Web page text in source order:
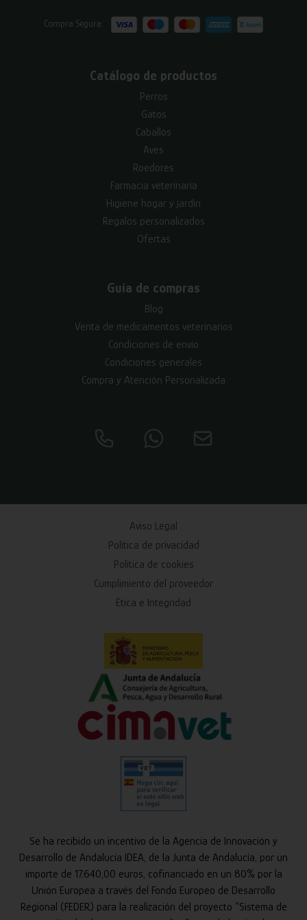
Compra Segura:
Catálogo de productos
Perros
Gatos
Caballos
Aves
Roedores
Farmacia veterinaria
Higiene hogar y jardín
Regalos personalizados
Ofertas
Guía de compras
Blog
Venta de medicamentos veterinarios
Condiciones de envío
Condiciones generales
Compra y Atención Personalizada
Aviso Legal
Política de privacidad
Política de cookies
Cumplimiento del proveedor
Ética e Integridad
Se ha recibido un incentivo de la Agencia de Innovación y
Desarrollo de Andalucía IDEA, de la Junta de Andalucía, por un
importe de 17.640,00 euros, cofinanciado en un 80% por la
Unión Europea a través del Fondo Europeo de Desarrollo
Regional (FEDER) para la realización del proyecto “Sistema de